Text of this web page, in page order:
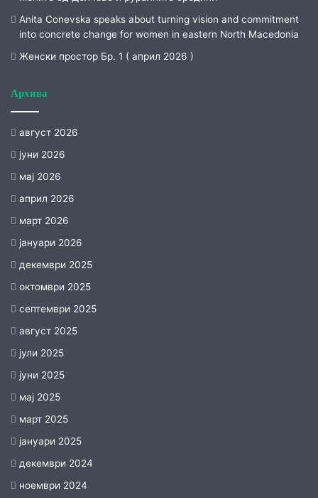
Anita Conevska speaks about turning vision and commitment
into concrete change for women in eastern North Macedonia
Женски простор Бр. 1 ( април 2026 )
Архива
август 2026
јуни 2026
мај 2026
април 2026
март 2026
јануари 2026
декември 2025
октомври 2025
септември 2025
август 2025
јули 2025
јуни 2025
мај 2025
март 2025
јануари 2025
декември 2024
ноември 2024